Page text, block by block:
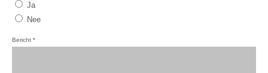
Ja
Nee
Bericht *